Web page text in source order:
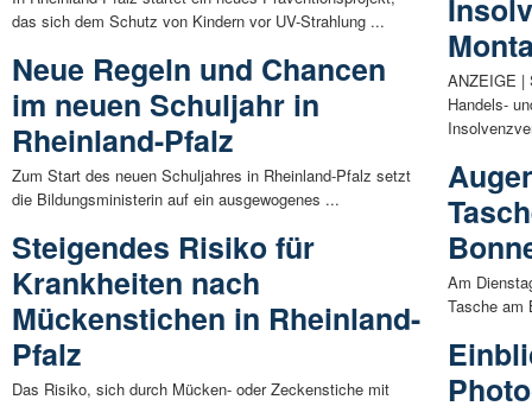
das sich dem Schutz von Kindern vor UV-Strahlung ...
Neue Regeln und Chancen
im neuen Schuljahr in
Rheinland-Pfalz
Zum Start des neuen Schuljahres in Rheinland-Pfalz setzt
die Bildungsministerin auf ein ausgewogenes ...
Steigendes Risiko für
Krankheiten nach
Mückenstichen in Rheinland-
Pfalz
Das Risiko, sich durch Mücken- oder Zeckenstiche mit
ANZEIGE |
Handels-
Am
Tasche am